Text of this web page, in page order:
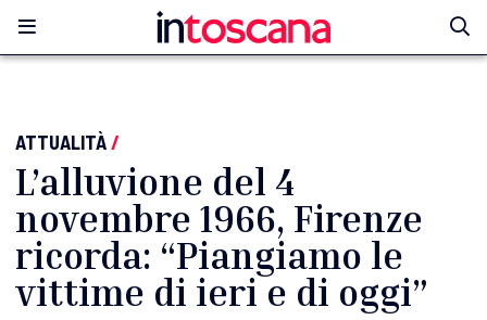
ATTUALITÀ/
L’alluvione del 4
novembre 1966, Firenze
ricorda: “Piangiamo le
vittime di ieri e di oggi”